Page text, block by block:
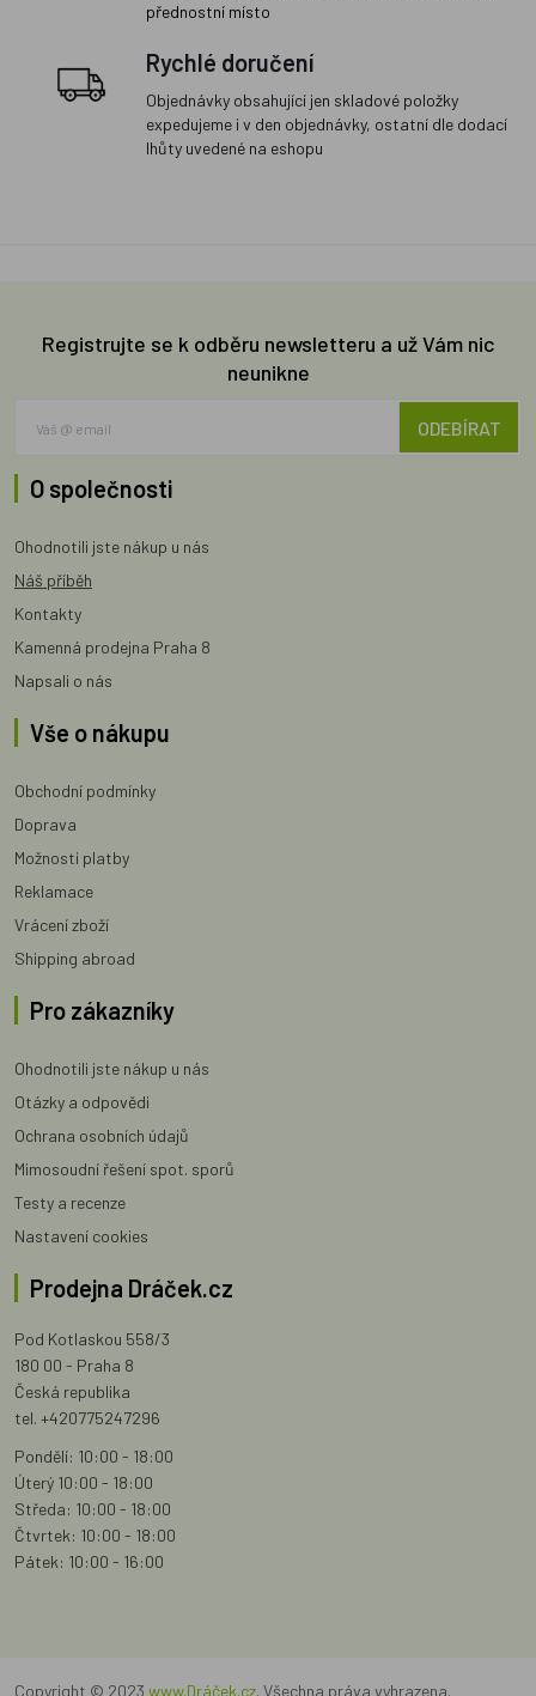
přednostní místo
Rychlé doručení
Objednávky obsahující jen skladové položky
expedujeme i v den objednávky, ostatní dle dodací
lhůty uvedené na eshopu
Registrujte se k odběru newsletteru a už Vám nic
neunikne
ODEBÍRAT
O společnosti
Ohodnotili jste nákup u nás
Náš příběh
Kontakty
Kamenná prodejna Praha 8
Napsali o nás
Vše o nákupu
Obchodní podmínky
Doprava
Možnosti platby
Reklamace
Vrácení zboží
Shipping abroad
Pro zákazníky
Ohodnotili jste nákup u nás
Otázky a odpovědi
Ochrana osobních údajů
Mimosoudní řešení spot. sporů
Testy a recenze
Nastavení cookies
Prodejna Dráček.cz
Pod Kotlaskou 558/3
180 00 - Praha 8
Česká republika
tel. +420775247296
Pondělí: 10:00 - 18:00
Úterý 10:00 - 18:00
Středa: 10:00 - 18:00
Čtvrtek: 10:00 - 18:00
Pátek: 10:00 - 16:00
Copyright © 2023 www.Dráček.cz. Všechna práva vyhrazena.